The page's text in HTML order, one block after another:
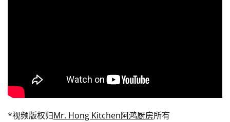
*视频版权归Mr. Hong Kitchen阿鸿厨房所有